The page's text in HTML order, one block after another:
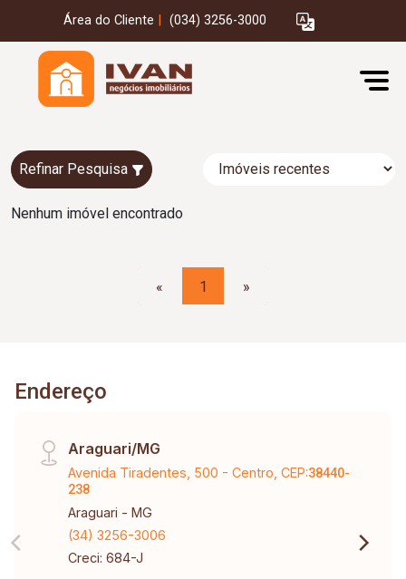
Área do Cliente (034) 3256-3000
Refinar Pesquisa
Nenhum imóvel encontrado
« 1 »
Endereço
Araguari/MG
Avenida Tiradentes, 500 - Centro, CEP:38440-
238
Araguari - MG
(34) 3256-3006
Creci: 684-J